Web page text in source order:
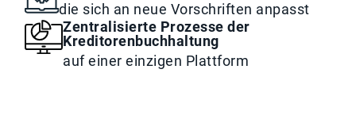
die sich an neue Vorschriften anpasst
Zentralisierte Prozesse der
Kreditorenbuchhaltung
auf einer einzigen Plattform